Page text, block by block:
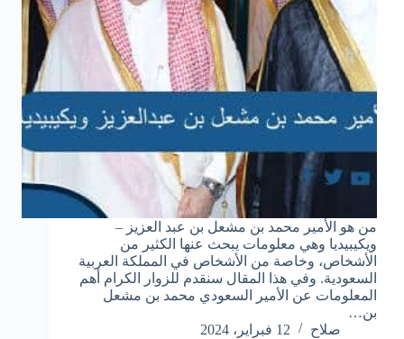
من هو الأمير محمد بن مشعل بن عبد العزيز –
ويكيبيديا وهي معلومات يبحث عنها الكثير من
الأشخاص، وخاصة من الأشخاص في المملكة العربية
السعودية. وفي هذا المقال سنقدم للزوار الكرام أهم
المعلومات عن الأمير السعودي محمد بن مشعل
بن…
صلاح
12 فبراير، 2024